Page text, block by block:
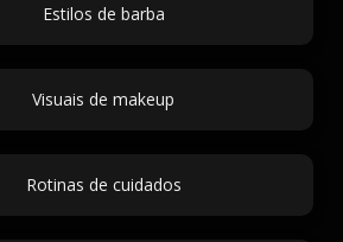
Estilos de barba
Visuais de makeup
Rotinas de cuidados